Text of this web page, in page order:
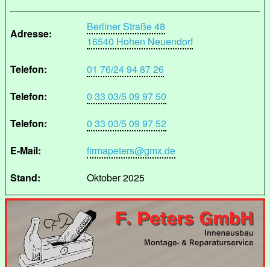
Adresse:
Berliner Straße 48
16540 Hohen Neuendorf
Telefon:
01 76/24 94 87 26
Telefon:
0 33 03/5 09 97 50
Telefon:
0 33 03/5 09 97 52
E-Mail:
firmapeters@gmx.de
Stand:
Oktober 2025